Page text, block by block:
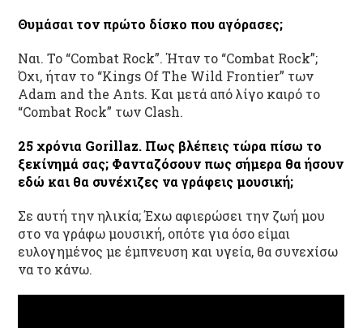
Θυμάσαι τον πρώτο δίσκο που αγόρασες;
Ναι. Το “Combat Rock”. Ήταν το “Combat Rock”;
Όχι, ήταν το “Kings Of The Wild Frontier” των
Adam and the Ants. Και μετά από λίγο καιρό το
“Combat Rock” των Clash.
25 χρόνια Gorillaz. Πως βλέπεις τώρα πίσω το
ξεκίνημά σας; Φανταζόσουν πως σήμερα θα ήσουν
εδώ και θα συνέχιζες να γράφεις μουσική;
Σε αυτή την ηλικία; Έχω αφιερώσει την ζωή μου
στο να γράφω μουσική, οπότε για όσο είμαι
ευλογημένος με έμπνευση και υγεία, θα συνεχίσω
να το κάνω.